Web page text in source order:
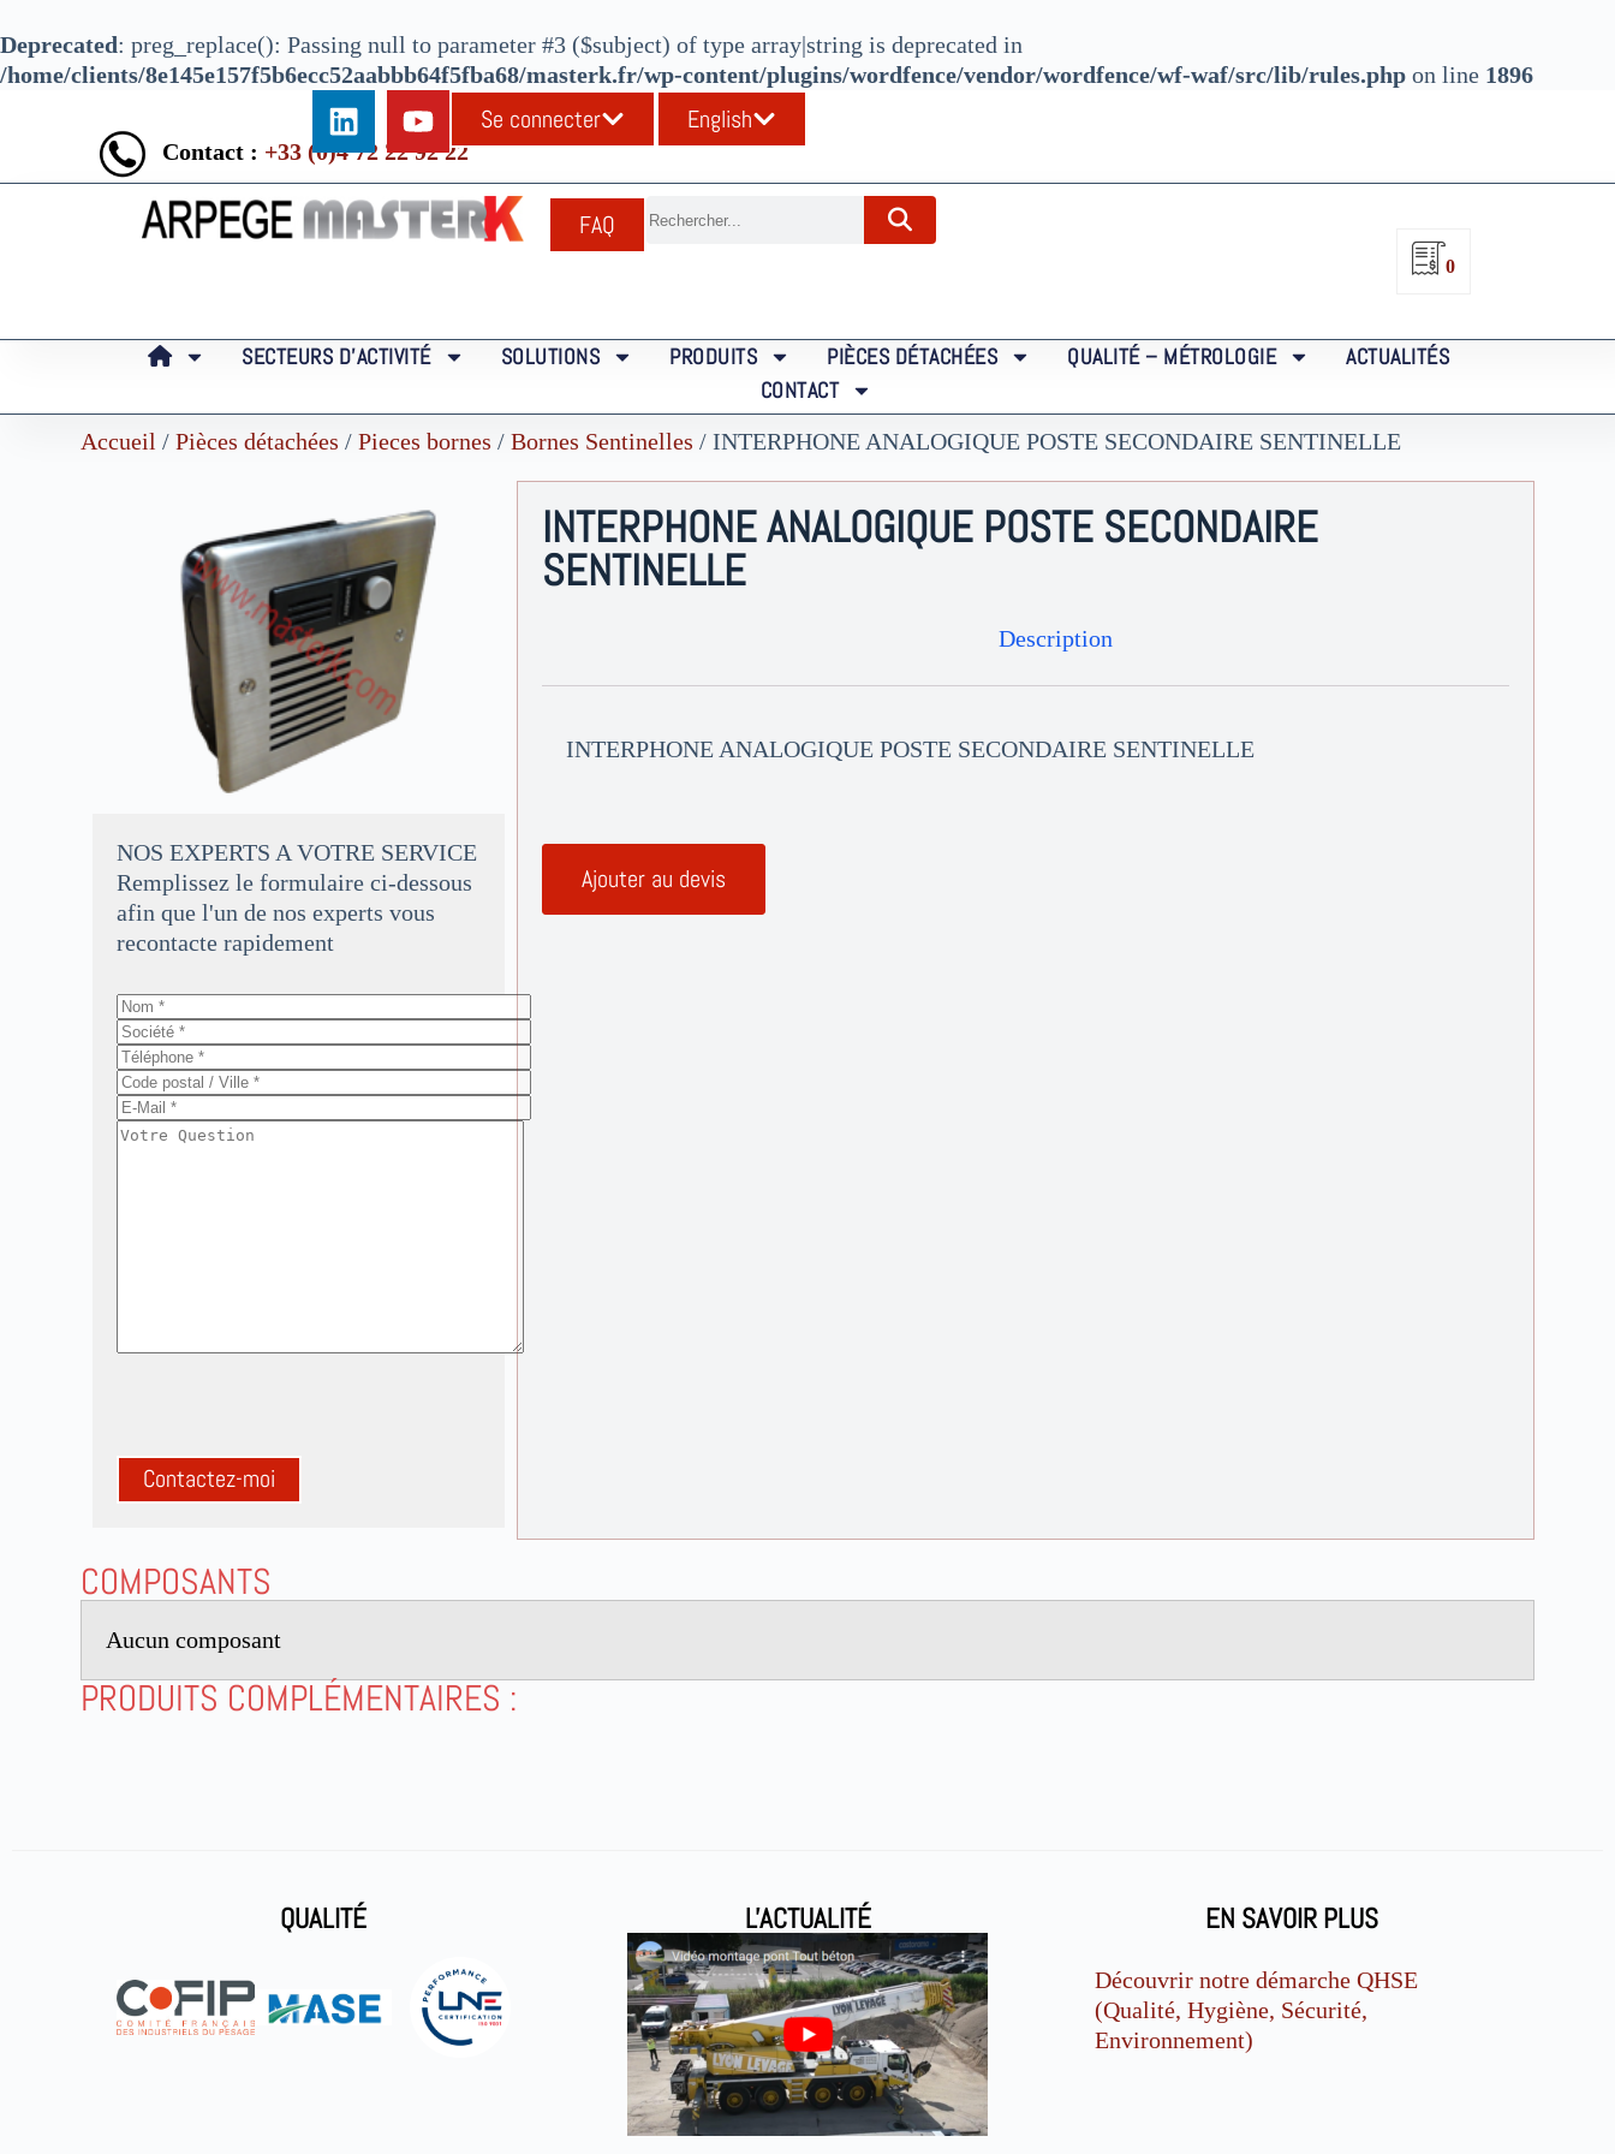
Deprecated: preg_replace(): Passing null to parameter #3 ($subject) of type array|string is deprecated in
/home/clients/8e145e157f5b6ecc52aabbb64f5fba68/masterk.fr/wp-content/plugins/wordfence/vendor/wordfence/wf-waf/src/lib/rules.php on line 1896
Contact : +33 (0)4 72 22 92 22
Se connecter English
FAQ
0
SECTEURS D’ACTIVITÉ SOLUTIONS PRODUITS PIÈCES DÉTACHÉES QUALITÉ – MÉTROLOGIE
ACTUALITÉS
CONTACT
Accueil /Pièces détachées /Pieces bornes /Bornes Sentinelles / INTERPHONE ANALOGIQUE POSTE SECONDAIRE SENTINELLE
NOS EXPERTS A VOTRE SERVICE
Remplissez le formulaire ci-dessous
afin que l'un de nos experts vous
recontacte rapidement
e
r
INTERPHONE ANALOGIQUE POSTE SECONDAIRE
SENTINELLE
Description
INTERPHONE ANALOGIQUE POSTE SECONDAIRE SENTINELLE
Ajouter au devis
COMPOSANTS
Aucun composant
PRODUITS COMPLÉMENTAIRES :
QUALITÉ L'ACTUALITÉ EN SAVOIR PLUS
Découvrir notre démarche QHSE
(Qualité, Hygiène, Sécurité,
Environnement)